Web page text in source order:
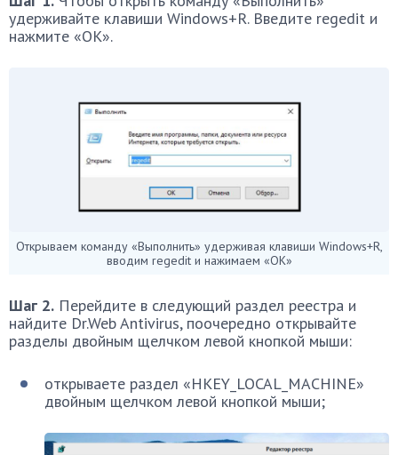
удерживайте клавиши Windows+R. Введите regedit и
нажмите «ОК».
Открываем команду «Выполнить» удерживая клавиши Windows+R,
вводим regedit и нажимаем «ОК»
Шаг 2. Перейдите в следующий раздел реестра и
найдите Dr.Web Antivirus, поочередно открывайте
разделы двойным щелчком левой кнопкой мыши:
открываете раздел «HKEY_LOCAL_MACHINE»
двойным щелчком левой кнопкой мыши;